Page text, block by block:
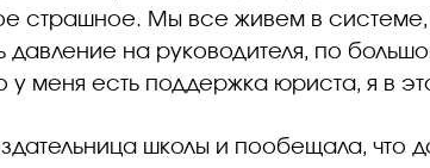
страшное. Мы все живем в системе,
давление на руководителя, по
у меня есть поддержка юриста, я в
школы и пообещала, что